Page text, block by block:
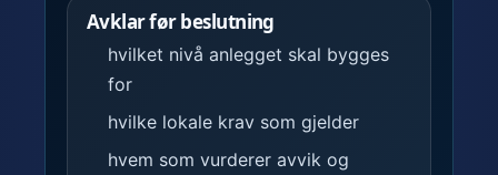
Avklar før beslutning
hvilket nivå anlegget skal bygges
for
hvilke lokale krav som gjelder
hvem som vurderer avvik og